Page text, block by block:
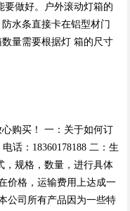
要做好。户外滚动灯箱的
水条直接卡在铝型材门
量需要根据灯 箱的尺寸
购买！ 一：关于如何订
话：18360178188 二：生
，规格，数量，进行具体
价格，运输费用上达成一
公司所有产品因为一些特